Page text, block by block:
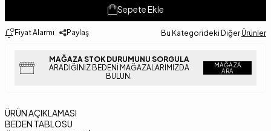
Sepete Ekle
Fiyat Alarmı Paylaş Bu Kategorideki Diğer Ürünler
MAĞAZA STOK DURUMUNU SORGULA
ARADIĞINIZ BEDENI MAĞAZALARIMIZDA
BULUN.
MAĞAZA
ARA
ÜRÜN AÇIKLAMASI
BEDEN TABLOSU